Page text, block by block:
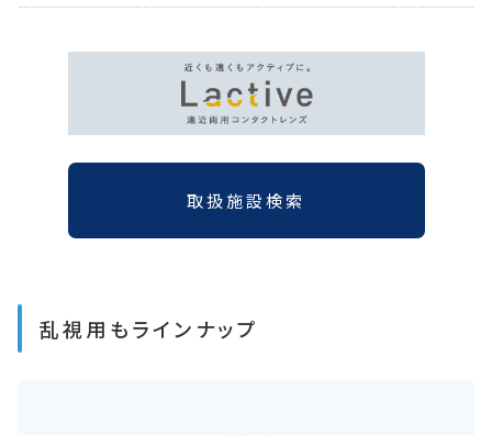
取扱施設検索
乱視用もラインナップ